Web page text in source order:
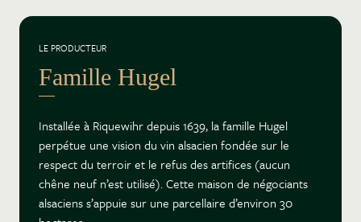
LE PRODUCTEUR
Famille Hugel
Installée à Riquewihr depuis 1639, la famille Hugel
perpétue une vision du vin alsacien fondée sur le
respect du terroir et le refus des artifices (aucun
chêne neuf n’est utilisé). Cette maison de négociants
alsaciens s’appuie sur une parcellaire d’environ 30